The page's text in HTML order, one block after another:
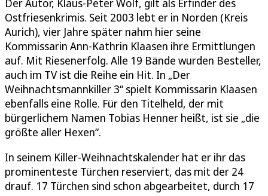
Der Autor, Klaus-Peter Wolf, gilt als Erfinder des
Ostfriesenkrimis. Seit 2003 lebt er in Norden (Kreis
Aurich), vier Jahre später nahm hier seine
Kommissarin Ann-Kathrin Klaasen ihre Ermittlungen
auf. Mit Riesenerfolg. Alle 19 Bände wurden Besteller,
auch im TV ist die Reihe ein Hit. In „Der
Weihnachtsmannkiller 3“ spielt Kommissarin Klaasen
ebenfalls eine Rolle. Für den Titelheld, der mit
bürgerlichem Namen Tobias Henner heißt, ist sie „die
größte aller Hexen“.
In seinem Killer-Weihnachtskalender hat er ihr das
prominenteste Türchen reserviert, das mit der 24
drauf. 17 Türchen sind schon abgearbeitet, durch 17